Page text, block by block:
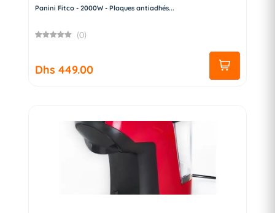
Panini Fitco - 2000W - Plaques antiadhés...
(0)
Dhs 449.00